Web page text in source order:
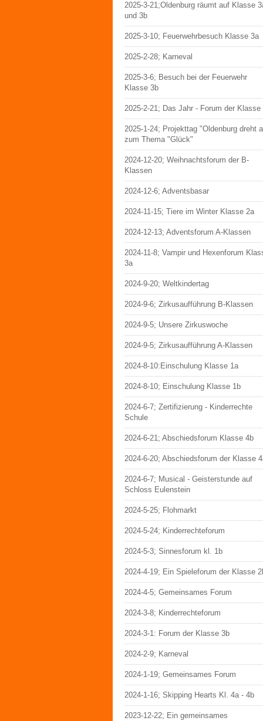
2025-3-21;Oldenburg räumt auf Klasse
und 3b
2025-3-10; Feuerwehrbesuch Klasse 3a
2025-2-28; Karneval
2025-3-6; Besuch bei der Feuerwehr
Klasse 3b
2025-2-21; Das Jahr - Forum der Klasse
2025-1-24; Projekttag "Oldenburg dreht
zum Thema "Glück"
2024-12-20; Weihnachtsforum der B-
Klassen
2024-12-6; Adventsbasar
2024-11-15; Tiere im Winter Klasse 2a
2024-12-13; Adventsforum A-Klassen
2024-11-8; Vampir und Hexenforum
3a
2024-9-20; Weltkindertag
2024-9-6; Zirkusaufführung B-Klassen
2024-9-5; Unsere Zirkuswoche
2024-9-5; Zirkusaufführung A-Klassen
2024-8-10:Einschulung Klasse 1a
2024-8-10; Einschulung Klasse 1b
2024-6-7; Zertifizierung - Kinderrechte
Schule
2024-6-21; Abschiedsforum Klasse 4b
2024-6-20; Abschiedsforum der Klasse
2024-6-7; Musical - Geisterstunde auf
Schloss Eulenstein
2024-5-25; Flohmarkt
2024-5-24; Kinderrechteforum
2024-5-3; Sinnesforum kl. 1b
2024-4-19; Ein Spieleforum der Klasse
2024-4-5; Gemeinsames Forum
2024-3-8; Kinderrechteforum
2024-3-1: Forum der Klasse 3b
2024-2-9; Karneval
2024-1-19; Gemeinsames Forum
2024-1-16; Skipping Hearts Kl. 4a - 4b
2023-12-22; Ein gemeinsames